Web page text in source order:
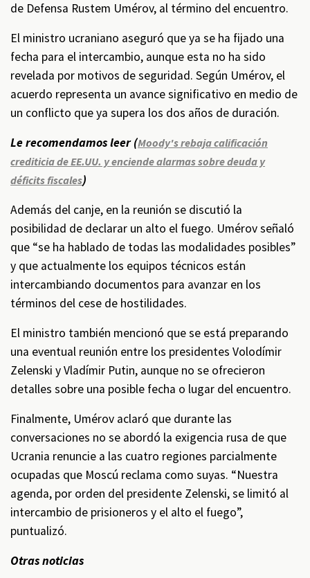
de Defensa Rustem Umérov, al término del encuentro.
El ministro ucraniano aseguró que ya se ha fijado una
fecha para el intercambio, aunque esta no ha sido
revelada por motivos de seguridad. Según Umérov, el
acuerdo representa un avance significativo en medio de
un conflicto que ya supera los dos años de duración.
Le recomendamos leer (Moody's rebaja calificación
crediticia de EE.UU. y enciende alarmas sobre deuda y
déficits fiscales)
Además del canje, en la reunión se discutió la
posibilidad de declarar un alto el fuego. Umérov señaló
que “se ha hablado de todas las modalidades posibles”
y que actualmente los equipos técnicos están
intercambiando documentos para avanzar en los
términos del cese de hostilidades.
El ministro también mencionó que se está preparando
una eventual reunión entre los presidentes Volodímir
Zelenski y Vladímir Putin, aunque no se ofrecieron
detalles sobre una posible fecha o lugar del encuentro.
Finalmente, Umérov aclaró que durante las
conversaciones no se abordó la exigencia rusa de que
Ucrania renuncie a las cuatro regiones parcialmente
ocupadas que Moscú reclama como suyas. “Nuestra
agenda, por orden del presidente Zelenski, se limitó al
intercambio de prisioneros y el alto el fuego”,
puntualizó.
Otras noticias